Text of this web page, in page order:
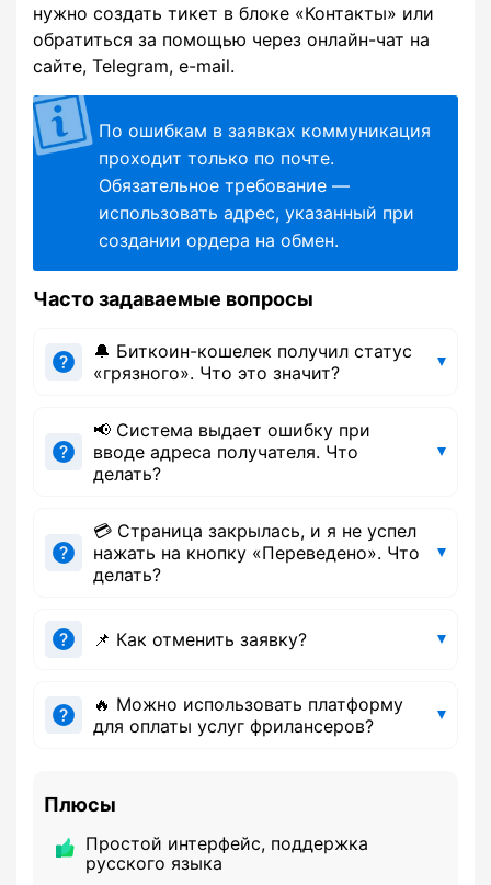
нужно создать тикет в блоке «Контакты» или
обратиться за помощью через онлайн-чат на
сайте, Telegram, e-mail.
По ошибкам в заявках коммуникация
проходит только по почте.
Обязательное требование —
использовать адрес, указанный при
создании ордера на обмен.
Часто задаваемые вопросы
🔔 Биткоин-кошелек получил статус
«грязного». Что это значит?
📢 Система выдает ошибку при
вводе адреса получателя. Что
делать?
💳 Страница закрылась, и я не успел
нажать на кнопку «Переведено». Что
делать?
📌 Как отменить заявку?
🔥 Можно использовать платформу
для оплаты услуг фрилансеров?
Плюсы
Простой интерфейс, поддержка
русского языка